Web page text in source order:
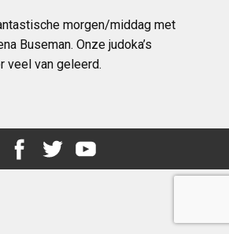
morgen/middag met
Buseman. Onze judoka’s
veel van geleerd.